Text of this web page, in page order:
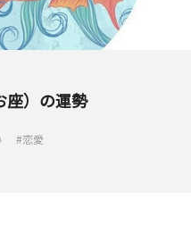
座）の運勢
恋愛